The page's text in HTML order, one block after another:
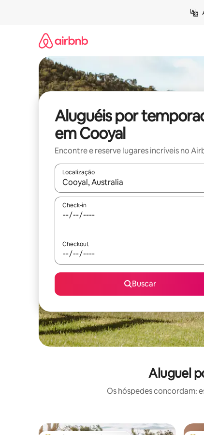
Aluguéis por
em Cooyal
Encontre e reserve lugares incríveis no
Localização
Quando os resultados estiverem
Check-in
Checkout
Buscar
Aluguel
Os hóspedes concordam: